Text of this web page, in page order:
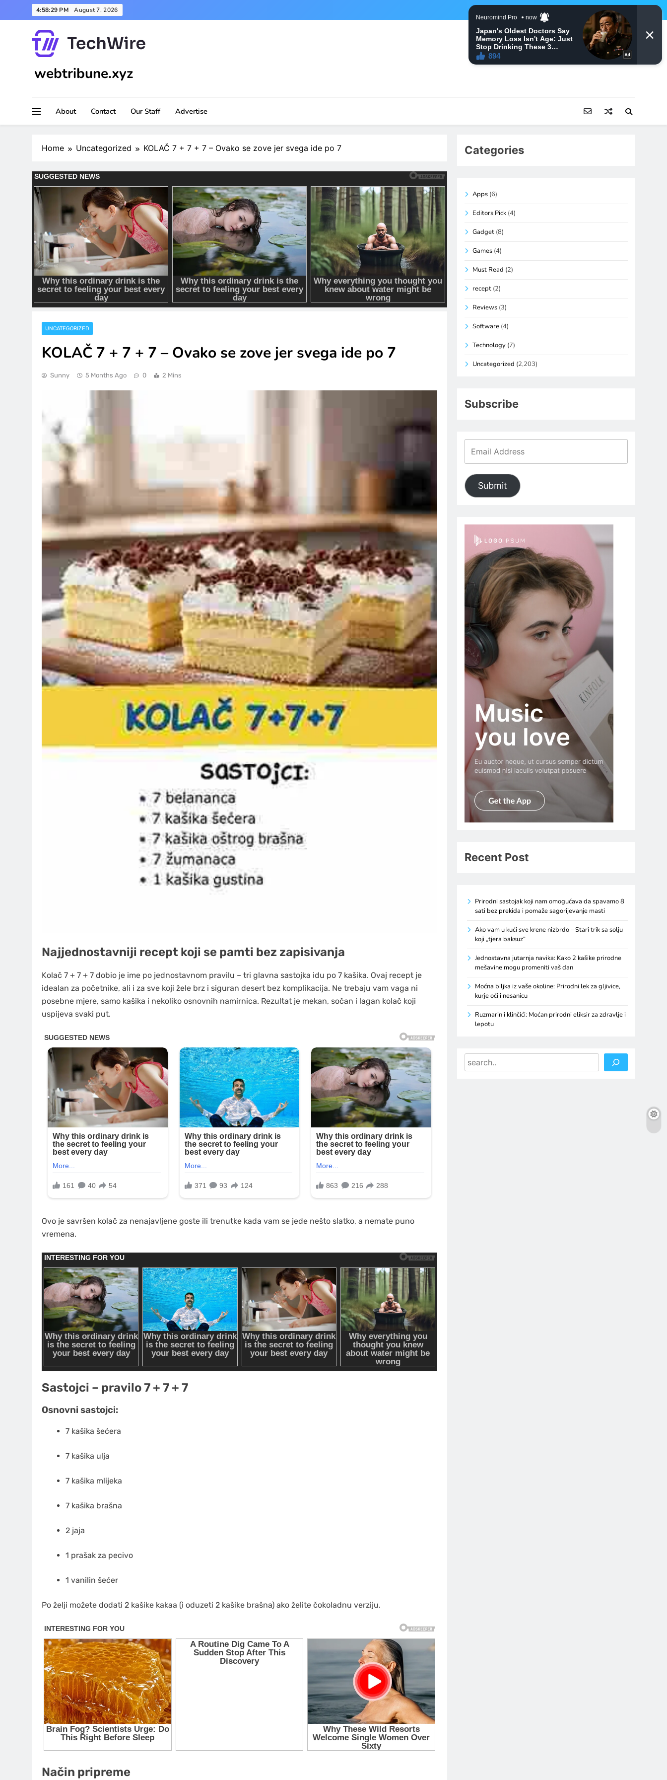
to
4:58:31 PM August 7, 2026
webtribune.xyz
About Contact Our Staff Advertise
Home Uncategorized KOLAČ 7 + 7 + 7 – Ovako se zove jer svega ide po 7
UNCATEGORIZED
KOLAČ 7 + 7 + 7 – Ovako se zove jer svega ide po 7
Sunny 5 Months Ago 0 2 Mins
Najjednostavniji recept koji se pamti bez zapisivanja
Kolač 7 + 7 + 7 dobio je ime po jednostavnom pravilu – tri glavna sastojka idu po 7 kašika. Ovaj recept je
idealan za početnike, ali i za sve koji žele brz i siguran desert bez komplikacija. Ne trebaju vam vaga ni
posebne mjere, samo kašika i nekoliko osnovnih namirnica. Rezultat je mekan, sočan i lagan kolač koji
uspijeva svaki put.
Ovo je savršen kolač za nenajavljene goste ili trenutke kada vam se jede nešto slatko, a nemate puno
vremena.
Sastojci – pravilo 7 + 7 + 7
Osnovni sastojci:
7 kašika šećera
7 kašika ulja
7 kašika mlijeka
7 kašika brašna
2 jaja
1 prašak za pecivo
1 vanilin šećer
Po želji možete dodati 2 kašike kakaa (i oduzeti 2 kašike brašna) ako želite čokoladnu verziju.
Način pripreme
Categories
Apps (6)
Editors Pick (4)
Gadget (8)
Games (4)
Must Read (2)
recept (2)
Reviews (3)
Software (4)
Technology (7)
Uncategorized (2,203)
Subscribe
Submit
Recent Post
Prirodni sastojak koji nam omogućava da spavamo 8
sati bez prekida i pomaže sagorijevanje masti
Ako vam u kući sve krene nizbrdo – Stari trik sa solju
koji „tjera baksuz“
Jednostavna jutarnja navika: Kako 2 kašike prirodne
mešavine mogu promeniti vaš dan
Moćna biljka iz vaše okoline: Prirodni lek za gljivice,
kurje oči i nesanicu
Ruzmarin i klinčići: Moćan prirodni eliksir za zdravlje i
lepotu
Search